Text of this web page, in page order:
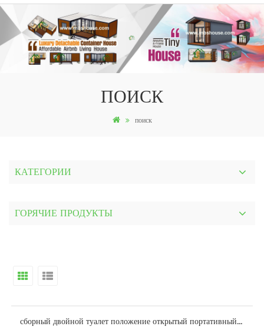
ПОИСК
поиск
КАТЕГОРИИ
ГОРЯЧИЕ ПРОДУКТЫ
сборный двойной туалет положение открытый портативный мобильный туалет